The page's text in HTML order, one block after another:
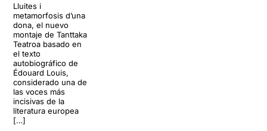
Lluites i
metamorfosis d’una
dona, el nuevo
montaje de Tanttaka
Teatroa basado en
el texto
autobiográfico de
Édouard Louis,
considerado una de
las voces más
incisivas de la
literatura europea
[…]